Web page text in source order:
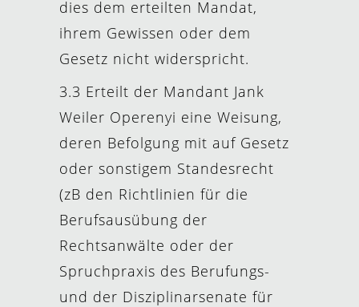
dies dem erteilten Mandat,
ihrem Gewissen oder dem
Gesetz nicht widerspricht.
3.3 Erteilt der Mandant Jank
Weiler Operenyi eine Weisung,
deren Befolgung mit auf Gesetz
oder sonstigem Standesrecht
(zB den Richtlinien für die
Berufsausübung der
Rechtsanwälte oder der
Spruchpraxis des Berufungs-
und der Disziplinarsenate für